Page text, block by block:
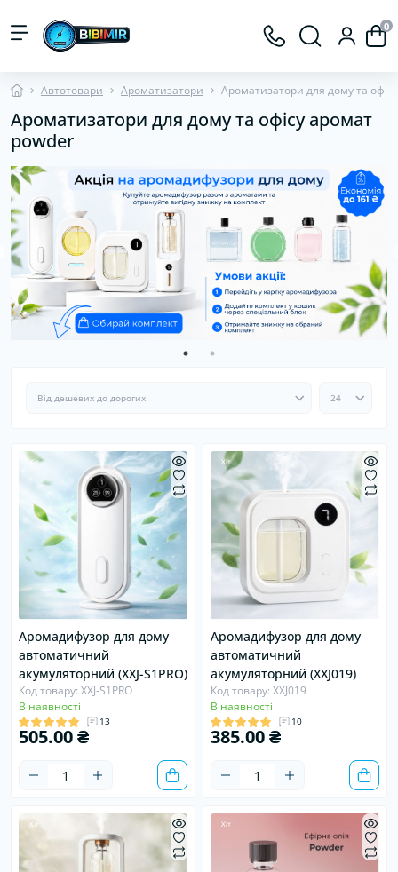
0
Автотовари Ароматизатори Ароматизатори для дому та офісу
Ароматизатори для дому та офісу аромат
powder
Хіт
Аромадифузор для дому
автоматичний
акумуляторний (XXJ-S1PRO)
Код товару: XXJ-S1PRO
В наявності
13
505.00 ₴
Хіт
Аромадифузор для дому
автоматичний
акумуляторний (XXJ019)
Код товару: XXJ019
В наявності
10
385.00 ₴
Хіт Хіт